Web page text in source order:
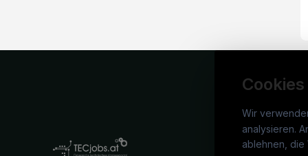
Wir
analysieren.
ablehnen, die